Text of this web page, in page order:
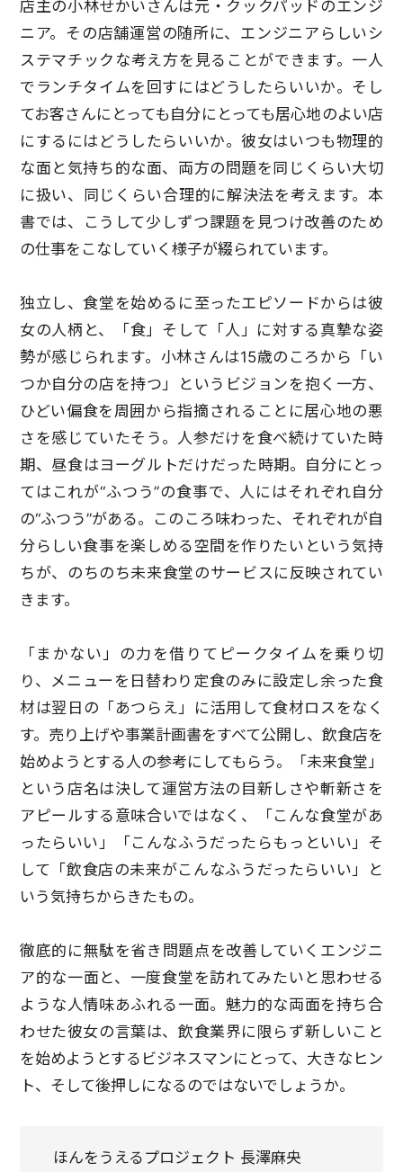
店主の小林せかいさんは元・クックパッドのエンジ
ニア。その店舗運営の随所に、エンジニアらしいシ
ステマチックな考え方を見ることができます。一人
でランチタイムを回すにはどうしたらいいか。そし
てお客さんにとっても自分にとっても居心地のよい店
にするにはどうしたらいいか。彼女はいつも物理的
な面と気持ち的な面、両方の問題を同じくらい大切
に扱い、同じくらい合理的に解決法を考えます。本
書では、こうして少しずつ課題を見つけ改善のため
の仕事をこなしていく様子が綴られています。
独立し、食堂を始めるに至ったエピソードからは彼
女の人柄と、「食」そして「人」に対する真摯な姿
勢が感じられます。小林さんは15歳のころから「い
つか自分の店を持つ」というビジョンを抱く一方、
ひどい偏食を周囲から指摘されることに居心地の悪
さを感じていたそう。人参だけを食べ続けていた時
期、昼食はヨーグルトだけだった時期。自分にとっ
てはこれが“ふつう”の食事で、人にはそれぞれ自分
の“ふつう”がある。このころ味わった、それぞれが自
分らしい食事を楽しめる空間を作りたいという気持
ちが、のちのち未来食堂のサービスに反映されてい
きます。
「まかない」の力を借りてピークタイムを乗り切
り、メニューを日替わり定食のみに設定し余った食
材は翌日の「あつらえ」に活用して食材ロスをなく
す。売り上げや事業計画書をすべて公開し、飲食店を
始めようとする人の参考にしてもらう。「未来食堂」
という店名は決して運営方法の目新しさや斬新さを
アピールする意味合いではなく、「こんな食堂があ
ったらいい」「こんなふうだったらもっといい」そ
して「飲食店の未来がこんなふうだったらいい」と
いう気持ちからきたもの。
徹底的に無駄を省き問題点を改善していくエンジニ
ア的な一面と、一度食堂を訪れてみたいと思わせる
ような人情味あふれる一面。魅力的な両面を持ち合
わせた彼女の言葉は、飲食業界に限らず新しいこと
を始めようとするビジネスマンにとって、大きなヒン
ト、そして後押しになるのではないでしょうか。
ほんをうえるプロジェクト 長澤麻央